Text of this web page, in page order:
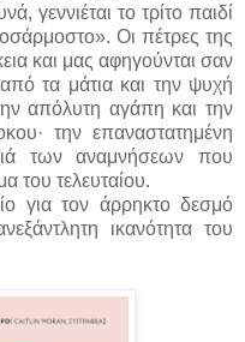
γεννιέται το τρίτο παιδί
Οι πέτρες της
και μας αφηγούνται σαν
τα μάτια και την ψυχή
απόλυτη αγάπη και την
την επαναστατημένη
των αναμνήσεων που
του τελευταίου.
για τον άρρηκτο δεσμό
ικανότητα του